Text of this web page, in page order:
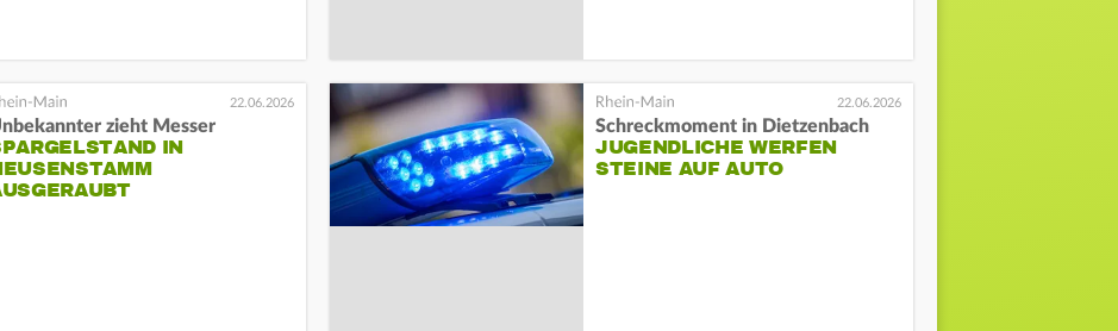
22.06.2026
zieht Messer
IN
22.06.2026
Schreckmoment in Dietzenbach
JUGENDLICHE WERFEN
STEINE AUF AUTO